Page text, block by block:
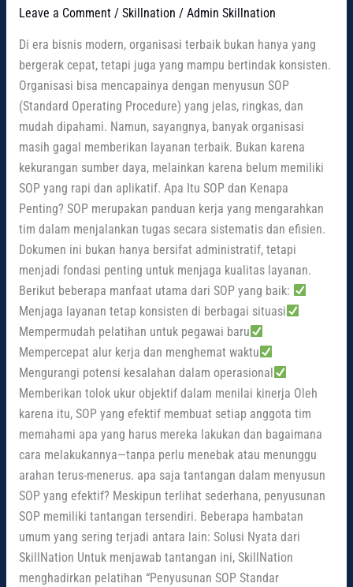
Leave a Comment / Skillnation / Admin Skillnation
Di era bisnis modern, organisasi terbaik bukan hanya yang
bergerak cepat, tetapi juga yang mampu bertindak konsisten.
Organisasi bisa mencapainya dengan menyusun SOP
(Standard Operating Procedure) yang jelas, ringkas, dan
mudah dipahami. Namun, sayangnya, banyak organisasi
masih gagal memberikan layanan terbaik. Bukan karena
kekurangan sumber daya, melainkan karena belum memiliki
SOP yang rapi dan aplikatif. Apa Itu SOP dan Kenapa
Penting? SOP merupakan panduan kerja yang mengarahkan
tim dalam menjalankan tugas secara sistematis dan efisien.
Dokumen ini bukan hanya bersifat administratif, tetapi
menjadi fondasi penting untuk menjaga kualitas layanan.
Berikut beberapa manfaat utama dari SOP yang baik:
Menjaga layanan tetap konsisten di berbagai situasi
Mempermudah pelatihan untuk pegawai baru
Mempercepat alur kerja dan menghemat waktu
Mengurangi potensi kesalahan dalam operasional
Memberikan tolok ukur objektif dalam menilai kinerja Oleh
karena itu, SOP yang efektif membuat setiap anggota tim
memahami apa yang harus mereka lakukan dan bagaimana
cara melakukannya—tanpa perlu menebak atau menunggu
arahan terus-menerus. apa saja tantangan dalam menyusun
SOP yang efektif? Meskipun terlihat sederhana, penyusunan
SOP memiliki tantangan tersendiri. Beberapa hambatan
umum yang sering terjadi antara lain: Solusi Nyata dari
SkillNation Untuk menjawab tantangan ini, SkillNation
menghadirkan pelatihan “Penyusunan SOP Standar